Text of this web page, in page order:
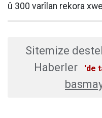
û 300 varîlan rekora
Sitemize
Haberler
'de